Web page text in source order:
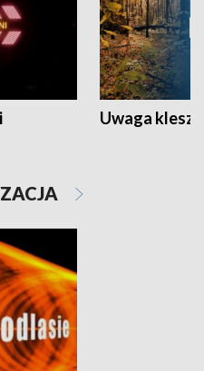
Uwaga